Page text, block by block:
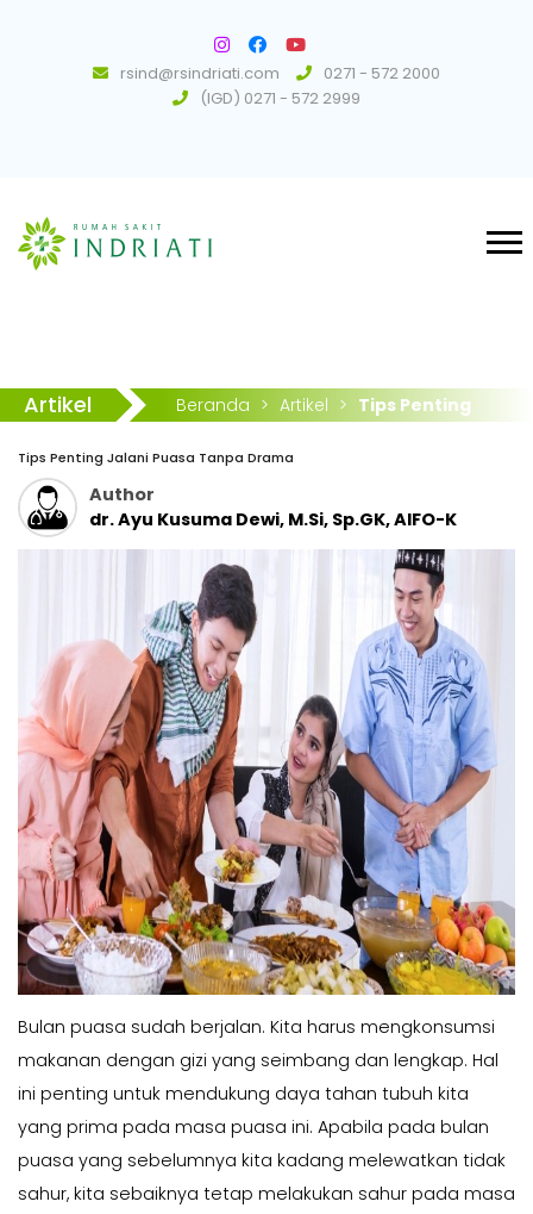
rsind@rsindriati.com
0271 - 572 2000
(IGD) 0271 - 572 2999
Artikel Beranda > Artikel > Tips Penting
Tips Penting Jalani Puasa Tanpa Drama
Author
dr. Ayu Kusuma Dewi, M.Si, Sp.GK, AIFO-K
Bulan puasa sudah berjalan. Kita harus mengkonsumsi
makanan dengan gizi yang seimbang dan lengkap. Hal
ini penting untuk mendukung daya tahan tubuh kita
yang prima pada masa puasa ini. Apabila pada bulan
puasa yang sebelumnya kita kadang melewatkan tidak
sahur, kita sebaiknya tetap melakukan sahur pada masa